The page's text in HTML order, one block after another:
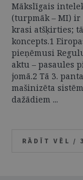
Mākslīgais
(turpmāk – MI) ir
krasi atšķirties;
koncepts.1
pieņēmusi
aktu – pasaules
jomā.2 Tā 3.
mašinizēta
dažādiem ...
RĀDĪT VĒL /